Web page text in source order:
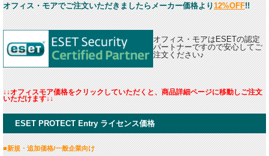
オフィス・モアでご注文いただきましたらメーカー価格より12%OFF!!
オフィス・モアはESETの認定
パートナーですので安心してご
注文ください♪
↓↓オフィスモア価格をクリックしていただくと、商品詳細ページに移動しご注文
いただけます↓↓
ESET PROTECT Entry ライセンス価格
■新規・追加価格/一般企業向け